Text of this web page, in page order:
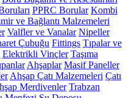
PPRC Borular Kombi
ve Bağlantı Malzemeleri
Valfler ve Vanalar Nipeller
Çubuğu Fittings Tıpalar ve
Elektrikli Vinçler Taşıma
Ahşaplar Masif Paneller
Ahşap Çatı Malzemeleri Çatı
Merdivenler Trabzan